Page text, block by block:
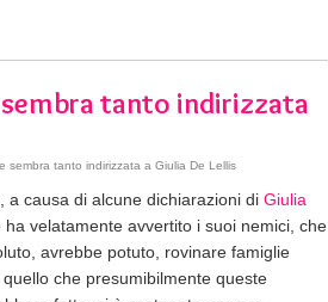
sembra tanto indirizzata
sembra tanto indirizzata a Giulia De Lellis
a causa di alcune dichiarazioni di Giulia
ha velatamente avvertito i suoi nemici, che
avrebbe potuto, rovinare famiglie
che presumibilmente queste